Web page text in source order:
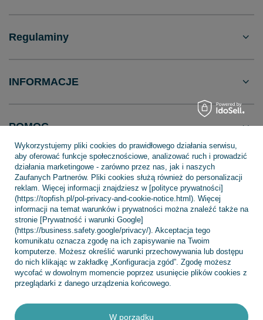
Regulaminy
INFORMACJE
POMOC
+48 695 775 577
kontakt@topfish.pl
TopFish Sp. z o.o. Sp.k,Klasztorna 38,83-400Kościerzyna
W sklepie prezentujemy ceny brutto (z VAT).
Wykorzystujemy pliki cookies do prawidłowego działania serwisu,
aby oferować funkcje społecznościowe, analizować ruch i prowadzić
działania marketingowe - zarówno przez nas, jak i naszych
Zaufanych Partnerów. Pliki cookies służą również do personalizacji
reklam. Więcej informacji znajdziesz w [polityce prywatności]
(https://topfish.pl/pol-privacy-and-cookie-notice.html). Więcej
informacji na temat warunków i prywatności można znaleźć także na
stronie [Prywatność i warunki Google]
(https://business.safety.google/privacy/). Akceptacja tego
komunikatu oznacza zgodę na ich zapisywanie na Twoim
komputerze. Możesz określić warunki przechowywania lub dostępu
do nich klikając w zakładkę „Konfiguracja zgód”. Zgodę możesz
wycofać w dowolnym momencie poprzez usunięcie plików cookies z
przeglądarki z danego urządzenia końcowego.
W porządku